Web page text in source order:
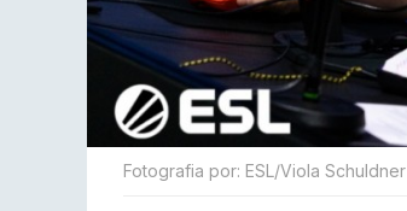
Fotografia por: ESL/Viola Schuldner